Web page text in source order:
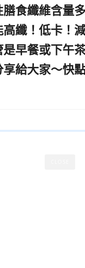
膳食纖維含量
纖！低卡！減
早餐或下午
給大家～快